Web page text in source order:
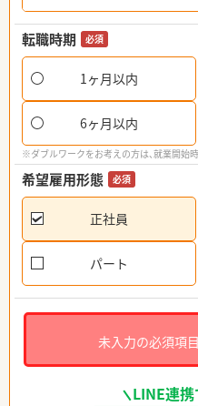
転職時期 必須
1ヶ月以内
6ヶ月以内
※ダブルワークをお考えの方は、就業開始
希望雇用形態 必須
正社員
パート
未入力の必須項
LINE連携